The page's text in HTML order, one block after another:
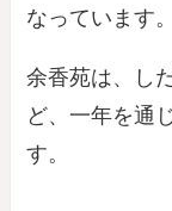
なっています。
余香苑は、し
ど、一年を通
す。